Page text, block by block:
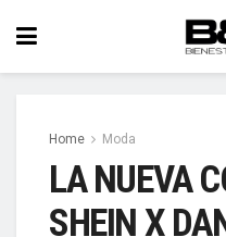
Home Moda
LA NUEVA
SHEIN X